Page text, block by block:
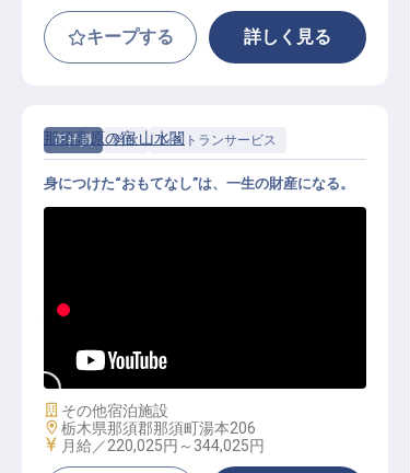
キープする 詳しく見る
正社員 料飲 レストランサービス
料飲サービス｜20〜30代活躍中／残
05日
那須高原の宿 山水閣
身につけた“おもてなし”は、一生の財産になる。
施設業態
その他宿泊施設
勤務地
栃木県那須郡那須町湯本206
給与
月給／220,025円～ 344,025円